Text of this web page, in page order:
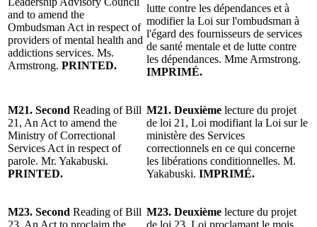
and to amend the
Ombudsman Act in respect of
providers of mental health and
addictions services. Ms.
Armstrong. PRINTED.
lutte contre les dépendances et à
modifier la Loi sur l'ombudsman à
l'égard des fournisseurs de services
de santé mentale et de lutte contre
les dépendances. Mme Armstrong.
IMPRIMÉ.
M21. Second Reading of Bill
21, An Act to amend the
Ministry of Correctional
Services Act in respect of
parole. Mr. Yakabuski.
PRINTED.
M21. Deuxième lecture du projet
de loi 21, Loi modifiant la Loi sur le
ministère des Services
correctionnels en ce qui concerne
les libérations conditionnelles. M.
Yakabuski. IMPRIMÉ.
M23. Second Reading of Bill
23, An Act to proclaim the
M23. Deuxième lecture du projet
de loi 23, Loi proclamant le mois